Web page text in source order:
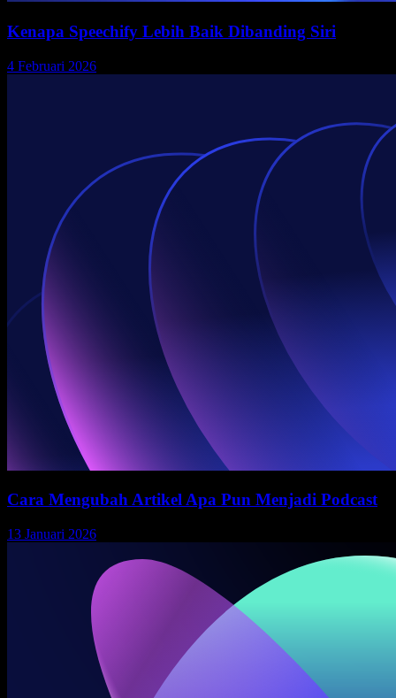
Kenapa Speechify Lebih Baik Dibanding Siri
4 Februari 2026
Cara Mengubah Artikel Apa Pun Menjadi Podcast
13 Januari 2026